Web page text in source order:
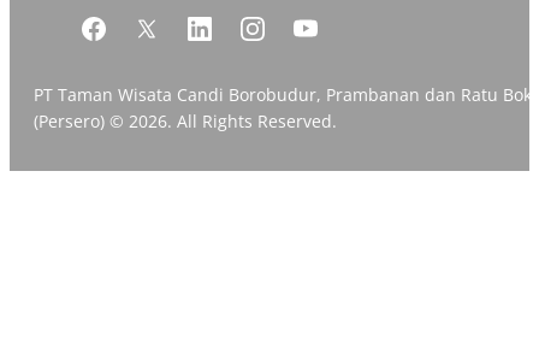
PT Taman Wisata Candi Borobudur, Prambanan dan Ratu
(Persero) © 2026. All Rights Reserved.